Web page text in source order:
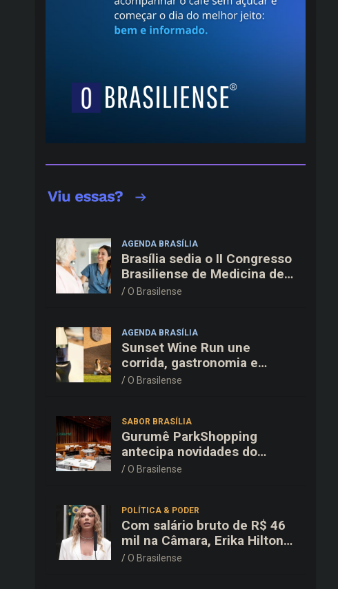
AGENDA BRASÍLIA
Brasília sedia o II Congresso
Brasiliense de Medicina de
Família e Comunidade na
O Brasilense
AGENDA BRASÍLIA
Sunset Wine Run une
corrida, gastronomia e
enoturismo na Vinícola
O Brasilense
SABOR BRASÍLIA
Gurumê ParkShopping
antecipa novidades do
cardápio e oferece 25% de
O Brasilense
POLÍTICA & PODER
Com salário bruto de R$ 46
mil na Câmara, Erika Hilton
declara patrimônio de R$
O Brasilense